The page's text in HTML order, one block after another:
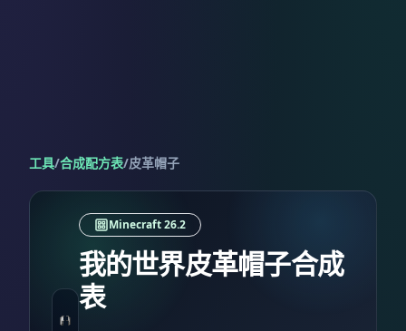
工具/合成配方表/皮革帽子
Minecraft 26.2
我的世界皮革帽子合成
表